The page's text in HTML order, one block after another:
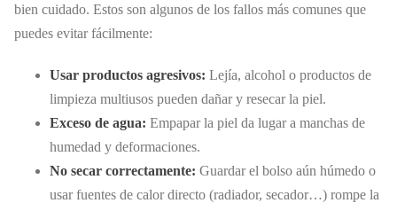
bien cuidado. Estos son algunos de los fallos más comunes que
puedes evitar fácilmente:
Usar productos agresivos: Lejía, alcohol o productos de
limpieza multiusos pueden dañar y resecar la piel.
Exceso de agua: Empapar la piel da lugar a manchas de
humedad y deformaciones.
No secar correctamente: Guardar el bolso aún húmedo o
usar fuentes de calor directo (radiador, secador…) rompe la